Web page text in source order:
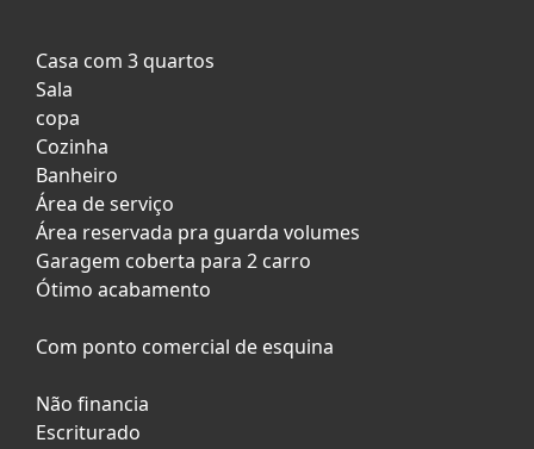
Casa com 3 quartos
Sala
copa
Cozinha
Banheiro
Área de serviço
Área reservada pra guarda volumes
Garagem coberta para 2 carro
Ótimo acabamento
Com ponto comercial de esquina
Não financia
Escriturado